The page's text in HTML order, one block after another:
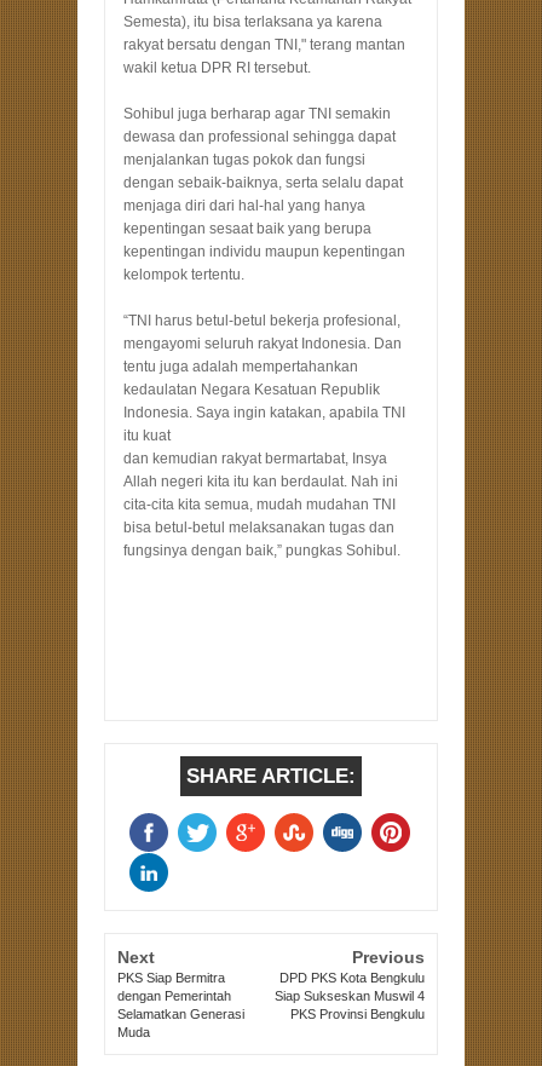
Semesta), itu bisa terlaksana ya karena
rakyat bersatu dengan TNI," terang mantan
wakil ketua DPR RI tersebut.
Sohibul juga berharap agar TNI semakin
dewasa dan professional sehingga dapat
menjalankan tugas pokok dan fungsi
dengan sebaik-baiknya, serta selalu dapat
menjaga diri dari hal-hal yang hanya
kepentingan sesaat baik yang berupa
kepentingan individu maupun kepentingan
kelompok tertentu.
“TNI harus betul-betul bekerja profesional,
mengayomi seluruh rakyat Indonesia. Dan
tentu juga adalah mempertahankan
kedaulatan Negara Kesatuan Republik
Indonesia. Saya ingin katakan, apabila TNI
itu kuat
dan kemudian rakyat bermartabat, Insya
Allah negeri kita itu kan berdaulat. Nah ini
cita-cita kita semua, mudah mudahan TNI
bisa betul-betul melaksanakan tugas dan
fungsinya dengan baik,” pungkas Sohibul.
SHARE ARTICLE:
Next
PKS Siap Bermitra
dengan Pemerintah
Selamatkan Generasi
Muda
Previous
DPD PKS Kota Bengkulu
Siap Sukseskan Muswil 4
PKS Provinsi Bengkulu